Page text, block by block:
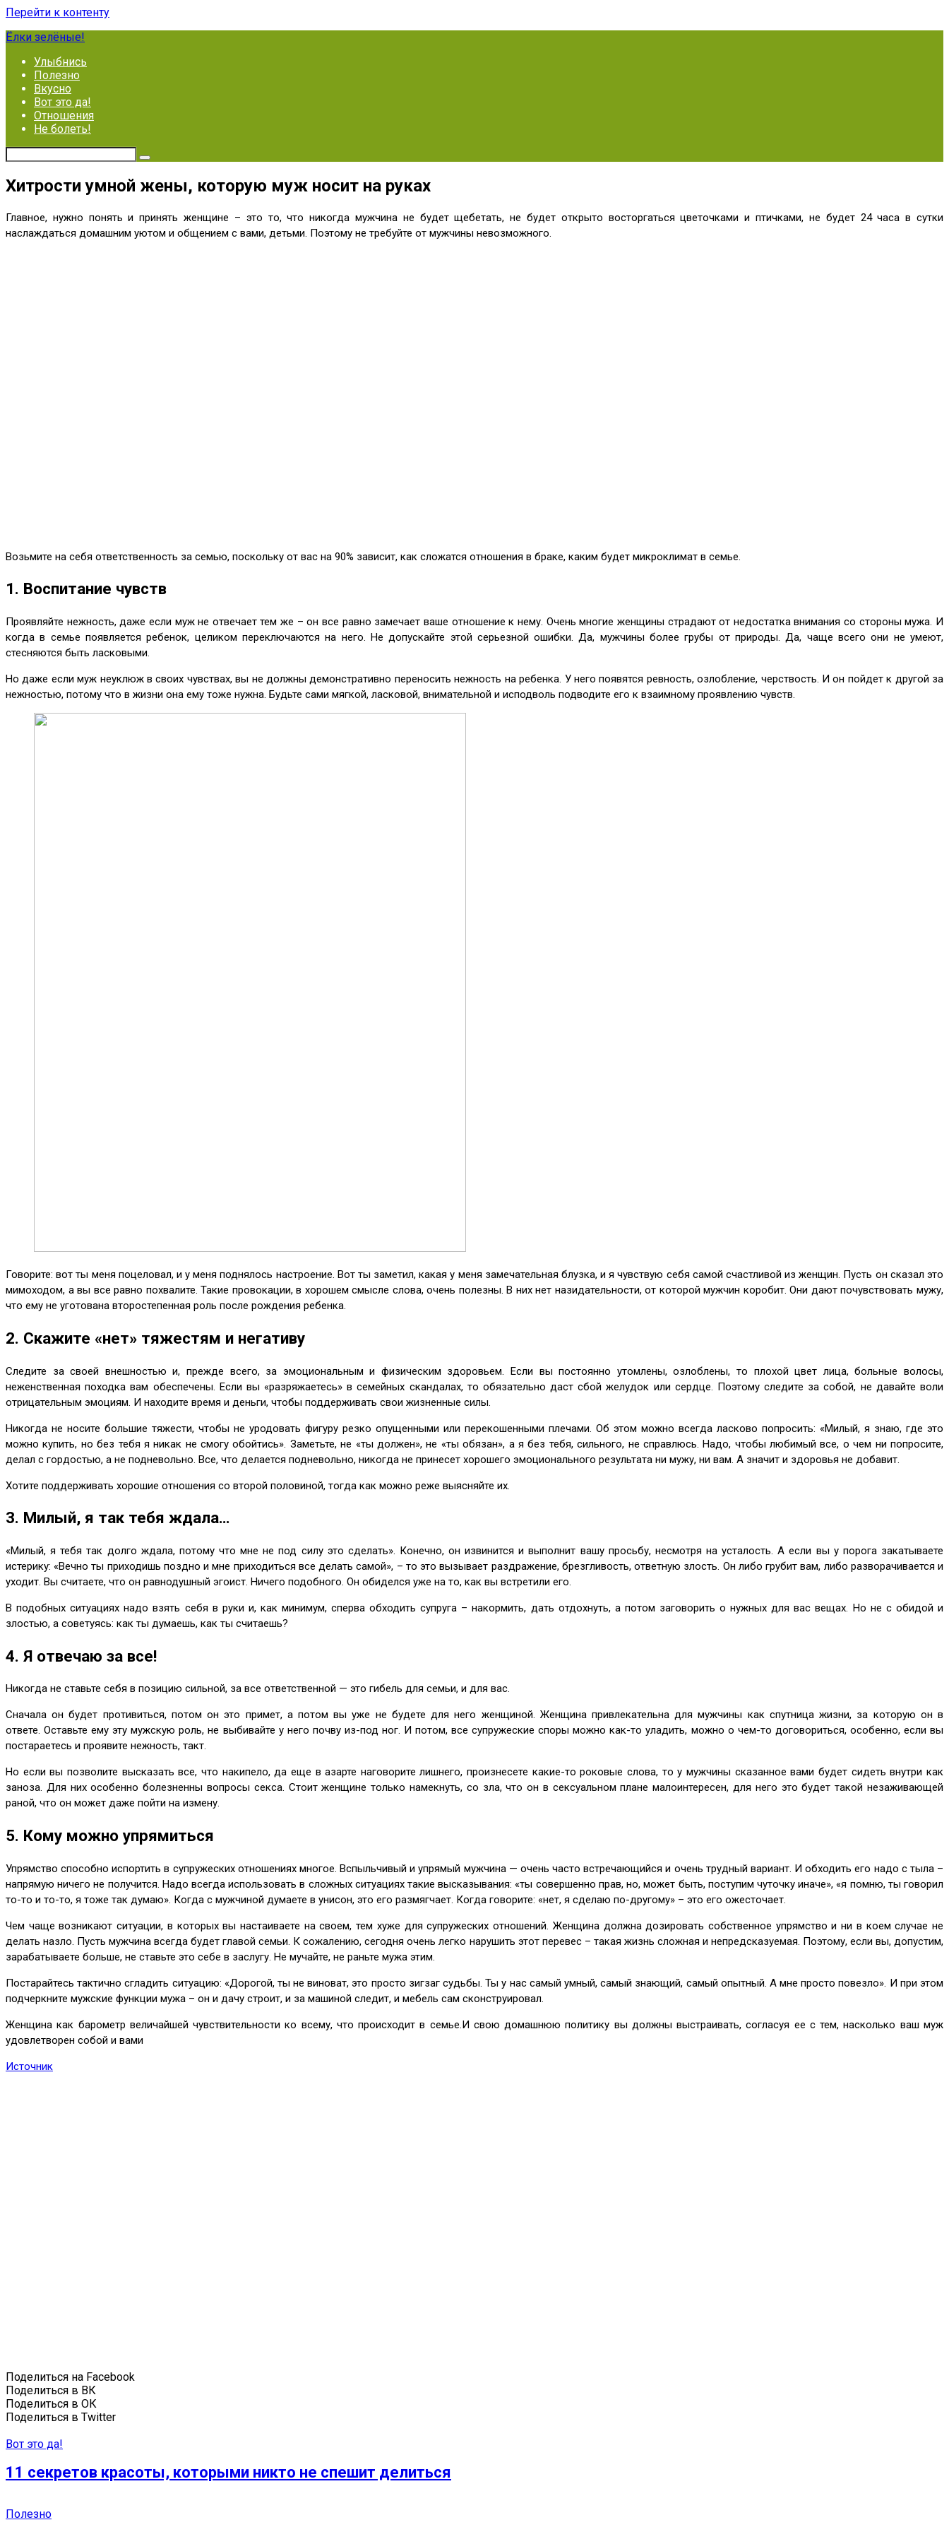
Перейти к контенту
Ёлки зелёные!
Улыбнись
Полезно
Вкусно
Вот это да!
Отношения
Не болеть!
Хитрости умной жены, которую муж носит на руках
Главное, нужно понять и принять женщине – это то, что никогда мужчина не будет щебетать, не будет открыто восторгаться цветочками и птичками, не будет 24 часа в сутки
наслаждаться домашним уютом и общением с вами, детьми. Поэтому не требуйте от мужчины невозможного.
Возьмите на себя ответственность за семью, поскольку от вас на 90% зависит, как сложатся отношения в браке, каким будет микроклимат в семье.
1. Воспитание чувств
Проявляйте нежность, даже если муж не отвечает тем же – он все равно замечает ваше отношение к нему. Очень многие женщины страдают от недостатка внимания со стороны мужа. И
когда в семье появляется ребенок, целиком переключаются на него. Не допускайте этой серьезной ошибки. Да, мужчины более грубы от природы. Да, чаще всего они не умеют,
стесняются быть ласковыми.
Но даже если муж неуклюж в своих чувствах, вы не должны демонстративно переносить нежность на ребенка. У него появятся ревность, озлобление, черствость. И он пойдет к другой за
нежностью, потому что в жизни она ему тоже нужна. Будьте сами мягкой, ласковой, внимательной и исподволь подводите его к взаимному проявлению чувств.
Говорите: вот ты меня поцеловал, и у меня поднялось настроение. Вот ты заметил, какая у меня замечательная блузка, и я чувствую себя самой счастливой из женщин. Пусть он сказал это
мимоходом, а вы все равно похвалите. Такие провокации, в хорошем смысле слова, очень полезны. В них нет назидательности, от которой мужчин коробит. Они дают почувствовать мужу,
что ему не уготована второстепенная роль после рождения ребенка.
2. Скажите «нет» тяжестям и негативу
Следите за своей внешностью и, прежде всего, за эмоциональным и физическим здоровьем. Если вы постоянно утомлены, озлоблены, то плохой цвет лица, больные волосы,
неженственная походка вам обеспечены. Если вы «разряжаетесь» в семейных скандалах, то обязательно даст сбой желудок или сердце. Поэтому следите за собой, не давайте воли
отрицательным эмоциям. И находите время и деньги, чтобы поддерживать свои жизненные силы.
Никогда не носите большие тяжести, чтобы не уродовать фигуру резко опущенными или перекошенными плечами. Об этом можно всегда ласково попросить: «Милый, я знаю, где это
можно купить, но без тебя я никак не смогу обойтись». Заметьте, не «ты должен», не «ты обязан», а я без тебя, сильного, не справлюсь. Надо, чтобы любимый все, о чем ни попросите,
делал с гордостью, а не подневольно. Все, что делается подневольно, никогда не принесет хорошего эмоционального результата ни мужу, ни вам. А значит и здоровья не добавит.
Хотите поддерживать хорошие отношения со второй половиной, тогда как можно реже выясняйте их.
3. Милый, я так тебя ждала…
«Милый, я тебя так долго ждала, потому что мне не под силу это сделать». Конечно, он извинится и выполнит вашу просьбу, несмотря на усталость. А если вы у порога закатываете
истерику: «Вечно ты приходишь поздно и мне приходиться все делать самой», – то это вызывает раздражение, брезгливость, ответную злость. Он либо грубит вам, либо разворачивается и
уходит. Вы считаете, что он равнодушный эгоист. Ничего подобного. Он обиделся уже на то, как вы встретили его.
В подобных ситуациях надо взять себя в руки и, как минимум, сперва обходить супруга – накормить, дать отдохнуть, а потом заговорить о нужных для вас вещах. Но не с обидой и
злостью, а советуясь: как ты думаешь, как ты считаешь?
4. Я отвечаю за все!
Никогда не ставьте себя в позицию сильной, за все ответственной — это гибель для семьи, и для вас.
Сначала он будет противиться, потом он это примет, а потом вы уже не будете для него женщиной. Женщина привлекательна для мужчины как спутница жизни, за которую он в
ответе. Оставьте ему эту мужскую роль, не выбивайте у него почву из-под ног. И потом, все супружеские споры можно как-то уладить, можно о чем-то договориться, особенно, если вы
постараетесь и проявите нежность, такт.
Но если вы позволите высказать все, что накипело, да еще в азарте наговорите лишнего, произнесете какие-то роковые слова, то у мужчины сказанное вами будет сидеть внутри как
заноза. Для них особенно болезненны вопросы секса. Стоит женщине только намекнуть, со зла, что он в сексуальном плане малоинтересен, для него это будет такой незаживающей
раной, что он может даже пойти на измену.
5. Кому можно упрямиться
Упрямство способно испортить в супружеских отношениях многое. Вспыльчивый и упрямый мужчина — очень часто встречающийся и очень трудный вариант. И обходить его надо с тыла –
напрямую ничего не получится. Надо всегда использовать в сложных ситуациях такие высказывания: «ты совершенно прав, но, может быть, поступим чуточку иначе», «я помню, ты говорил
то-то и то-то, я тоже так думаю». Когда с мужчиной думаете в унисон, это его размягчает. Когда говорите: «нет, я сделаю по-другому» – это его ожесточает.
Чем чаще возникают ситуации, в которых вы настаиваете на своем, тем хуже для супружеских отношений. Женщина должна дозировать собственное упрямство и ни в коем случае не
делать назло. Пусть мужчина всегда будет главой семьи. К сожалению, сегодня очень легко нарушить этот перевес – такая жизнь сложная и непредсказуемая. Поэтому, если вы, допустим,
зарабатываете больше, не ставьте это себе в заслугу. Не мучайте, не раньте мужа этим.
Постарайтесь тактично сгладить ситуацию: «Дорогой, ты не виноват, это просто зигзаг судьбы. Ты у нас самый умный, самый знающий, самый опытный. А мне просто повезло». И при этом
подчеркните мужские функции мужа – он и дачу строит, и за машиной следит, и мебель сам сконструировал.
Женщина как барометр величайшей чувствительности ко всему, что происходит в семье.И свою домашнюю политику вы должны выстраивать, согласуя ее с тем, насколько ваш муж
удовлетворен собой и вами
Источник
Поделиться на Facebook
Поделиться в ВК
Поделиться в ОК
Поделиться в Twitter
Вот это да!
11 секретов красоты, которыми никто не спешит делиться
Полезно